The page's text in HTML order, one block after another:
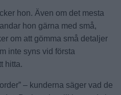
hon. Även om det mesta
hon gärna med små,
om att gömma små detaljer
inte syns vid första
hitta.
– kunderna säger vad de